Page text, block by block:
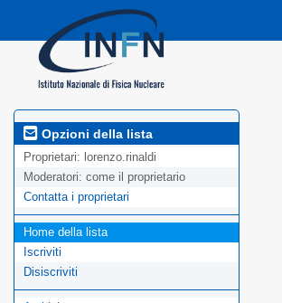
Opzioni della lista
Proprietari: lorenzo.rinaldi
Moderatori: come il proprietario
Contatta i proprietari
Home della lista
Iscriviti
Disiscriviti